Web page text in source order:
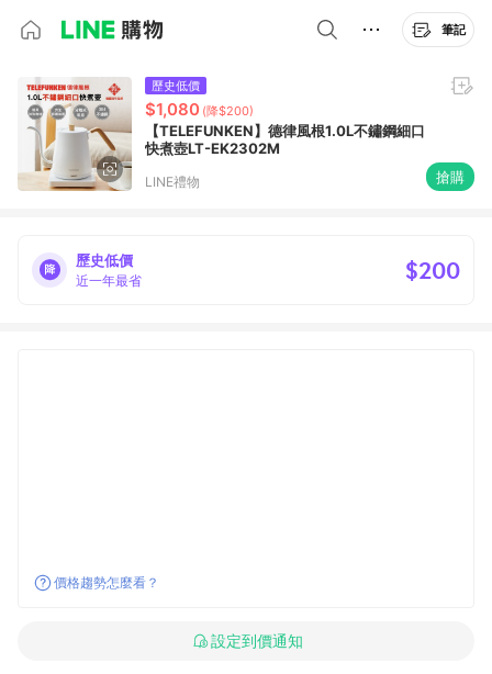
筆記
歷史低價
$1,080 (降$200)
【TELEFUNKEN】德律風根1.0L不鏽鋼細口
快煮壺LT-EK2302M
LINE禮物 搶購
歷史低價
近一年最省 $200
價格趨勢怎麼看？
設定到價通知